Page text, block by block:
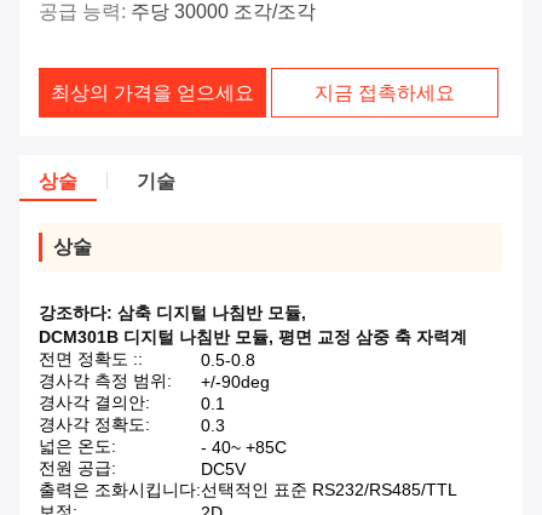
공급 능력: 주당 30000 조각/조각
최상의 가격을 얻으세요 지금 접촉하세요
상술 기술
상술
강조하다: 삼축 디지털 나침반 모듈,
DCM301B 디지털 나침반 모듈, 평면 교정 삼중 축 자력계
전면 정확도 ::
0.5-0.8
경사각 측정 범위:
+/-90deg
경사각 결의안:
0.1
경사각 정확도:
0.3
넓은 온도:
- 40~ +85C
전원 공급:
DC5V
출력은 조화시킵니다:선택적인 표준 RS232/RS485/TTL